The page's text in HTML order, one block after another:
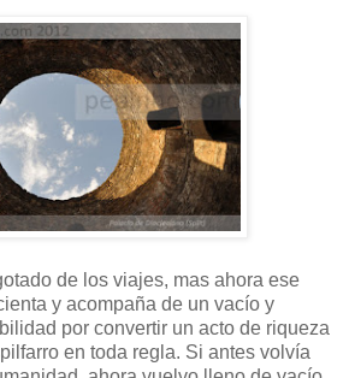
de los viajes, mas ahora ese
y acompaña de un vacío y
por convertir un acto de riqueza
en toda regla. Si antes volvía